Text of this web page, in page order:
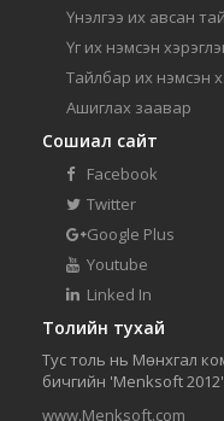
Үнэлгээ их авсан
Үг их нэмсэн
Тайлбар их нэмсэн
Ашиглах заавар
Сошиал сайт
Facebook
Twitter
Google Plus
Youtube
Linked In
Толийн тухай
Тус толь нь Мөнхгал
бичгийн 'Menksoft 2012'
www.Menksoft.com